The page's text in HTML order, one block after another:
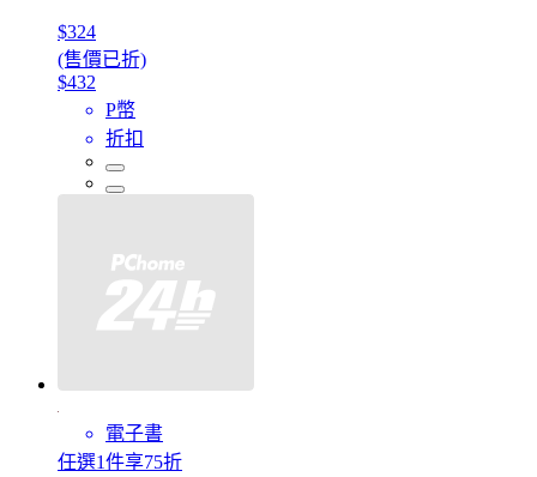
$324
(售價已折)
$432
P幣
折扣
電子書
任選1件享75折